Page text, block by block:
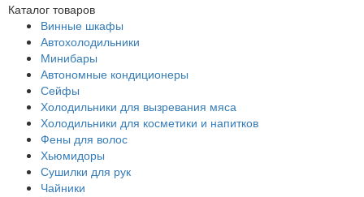
Каталог товаров
Винные шкафы
Автохолодильники
Минибары
Автономные кондиционеры
Сейфы
Холодильники для вызревания мяса
Холодильники для косметики и напитков
Фены для волос
Хьюмидоры
Сушилки для рук
Чайники